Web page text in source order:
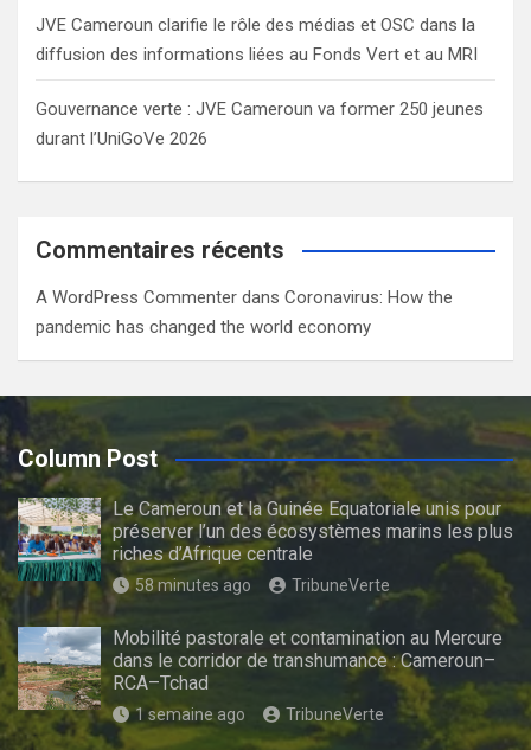
JVE Cameroun clarifie le rôle des médias et OSC dans la
diffusion des informations liées au Fonds Vert et au MRI
Gouvernance verte : JVE Cameroun va former 250 jeunes
durant l’UniGoVe 2026
Commentaires récents
A WordPress Commenter dans Coronavirus: How the
pandemic has changed the world economy
Column Post
Le Cameroun et la Guinée Equatoriale unis pour
préserver l’un des écosystèmes marins les plus
riches d’Afrique centrale
58 minutes ago TribuneVerte
Mobilité pastorale et contamination au Mercure
dans le corridor de transhumance : Cameroun–
RCA–Tchad
1 semaine ago TribuneVerte